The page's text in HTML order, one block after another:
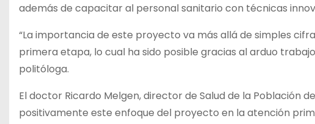
además de capacitar al personal sanitario con técnicas
“La importancia de este proyecto va más allá de simples
primera etapa, lo cual ha sido posible gracias al arduo
politóloga.
El doctor Ricardo Melgen, director de Salud de la Población
positivamente este enfoque del proyecto en la atención